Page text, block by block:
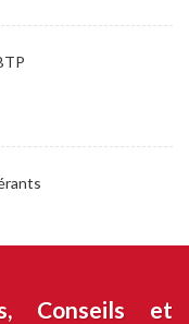
Conseils et